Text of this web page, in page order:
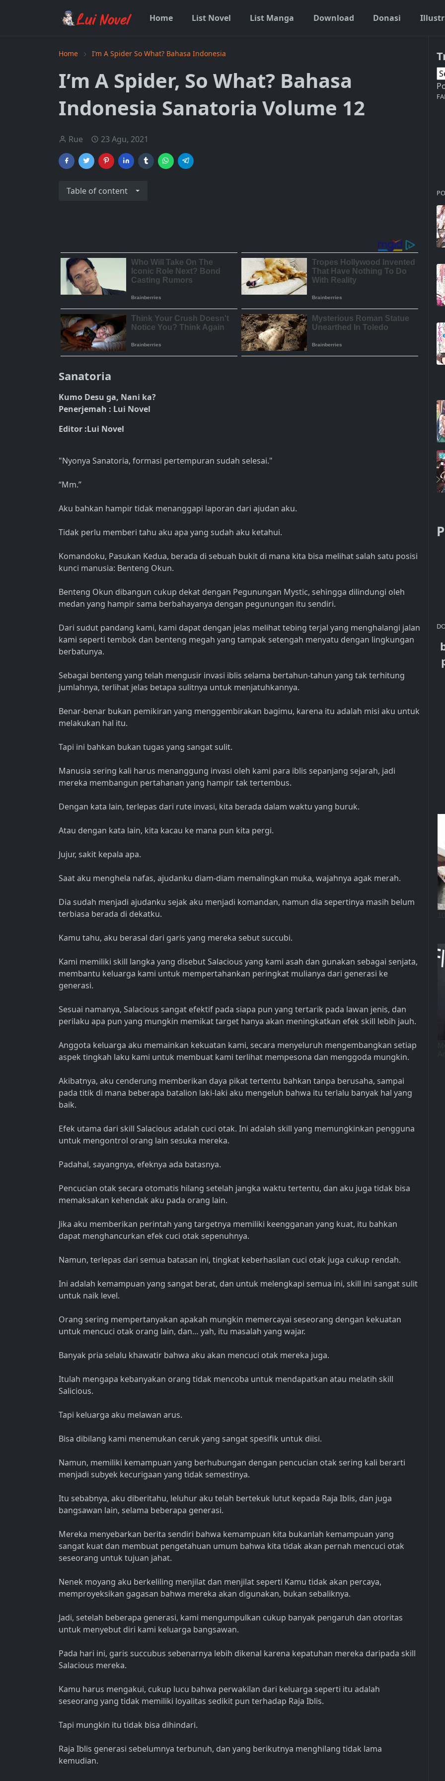
Home List Novel List Manga Download Donasi
Home I’m A Spider So What? Bahasa Indonesia
I’m A Spider, So What? Bahasa
Indonesia Sanatoria Volume 12
Rue 23 Agu, 2021
Table of content
Sanatoria
Kumo Desu ga, Nani ka?
Penerjemah : Lui Novel
Editor :Lui Novel
"Nyonya Sanatoria, formasi pertempuran sudah selesai."
“Mm.”
Aku bahkan hampir tidak menanggapi laporan dari ajudan aku.
Tidak perlu memberi tahu aku apa yang sudah aku ketahui.
Komandoku, Pasukan Kedua, berada di sebuah bukit di mana kita bisa melihat salah satu posisi
kunci manusia: Benteng Okun.
Benteng Okun dibangun cukup dekat dengan Pegunungan Mystic, sehingga dilindungi oleh
medan yang hampir sama berbahayanya dengan pegunungan itu sendiri.
Dari sudut pandang kami, kami dapat dengan jelas melihat tebing terjal yang menghalangi jalan
kami seperti tembok dan benteng megah yang tampak setengah menyatu dengan lingkungan
berbatunya.
Sebagai benteng yang telah mengusir invasi iblis selama bertahun-tahun yang tak terhitung
jumlahnya, terlihat jelas betapa sulitnya untuk menjatuhkannya.
Benar-benar bukan pemikiran yang menggembirakan bagimu, karena itu adalah misi aku untuk
melakukan hal itu.
Tapi ini bahkan bukan tugas yang sangat sulit.
Manusia sering kali harus menanggung invasi oleh kami para iblis sepanjang sejarah, jadi
mereka membangun pertahanan yang hampir tak tertembus.
Dengan kata lain, terlepas dari rute invasi, kita berada dalam waktu yang buruk.
Atau dengan kata lain, kita kacau ke mana pun kita pergi.
Jujur, sakit kepala apa.
Saat aku menghela nafas, ajudanku diam-diam memalingkan muka, wajahnya agak merah.
Dia sudah menjadi ajudanku sejak aku menjadi komandan, namun dia sepertinya masih belum
terbiasa berada di dekatku.
Kamu tahu, aku berasal dari garis yang mereka sebut succubi.
Kami memiliki skill langka yang disebut Salacious yang kami asah dan gunakan sebagai senjata,
membantu keluarga kami untuk mempertahankan peringkat mulianya dari generasi ke
generasi.
Sesuai namanya, Salacious sangat efektif pada siapa pun yang tertarik pada lawan jenis, dan
perilaku apa pun yang mungkin memikat target hanya akan meningkatkan efek skill lebih jauh.
Anggota keluarga aku memainkan kekuatan kami, secara menyeluruh mengembangkan setiap
aspek tingkah laku kami untuk membuat kami terlihat mempesona dan menggoda mungkin.
Akibatnya, aku cenderung memberikan daya pikat tertentu bahkan tanpa berusaha, sampai
pada titik di mana beberapa batalion laki-laki aku mengeluh bahwa itu terlalu banyak hal yang
baik.
Efek utama dari skill Salacious adalah cuci otak. Ini adalah skill yang memungkinkan pengguna
untuk mengontrol orang lain sesuka mereka.
Padahal, sayangnya, efeknya ada batasnya.
Pencucian otak secara otomatis hilang setelah jangka waktu tertentu, dan aku juga tidak bisa
memaksakan kehendak aku pada orang lain.
Jika aku memberikan perintah yang targetnya memiliki keengganan yang kuat, itu bahkan
dapat menghancurkan efek cuci otak sepenuhnya.
Namun, terlepas dari semua batasan ini, tingkat keberhasilan cuci otak juga cukup rendah.
Ini adalah kemampuan yang sangat berat, dan untuk melengkapi semua ini, skill ini sangat sulit
untuk naik level.
Orang sering mempertanyakan apakah mungkin memercayai seseorang dengan kekuatan
untuk mencuci otak orang lain, dan… yah, itu masalah yang wajar.
Banyak pria selalu khawatir bahwa aku akan mencuci otak mereka juga.
Itulah mengapa kebanyakan orang tidak mencoba untuk mendapatkan atau melatih skill
Salicious.
Tapi keluarga aku melawan arus.
Bisa dibilang kami menemukan ceruk yang sangat spesifik untuk diisi.
Namun, memiliki kemampuan yang berhubungan dengan pencucian otak sering kali berarti
menjadi subyek kecurigaan yang tidak semestinya.
Itu sebabnya, aku diberitahu, leluhur aku telah bertekuk lutut kepada Raja Iblis, dan juga
bangsawan lain, selama beberapa generasi.
Mereka menyebarkan berita sendiri bahwa kemampuan kita bukanlah kemampuan yang
sangat kuat dan membuat pengetahuan umum bahwa kita tidak akan pernah mencuci otak
seseorang untuk tujuan jahat.
Nenek moyang aku berkeliling menjilat dan menjilat seperti Kamu tidak akan percaya,
memproyeksikan gagasan bahwa mereka akan digunakan, bukan sebaliknya.
Jadi, setelah beberapa generasi, kami mengumpulkan cukup banyak pengaruh dan otoritas
untuk menyebut diri kami keluarga bangsawan.
Pada hari ini, garis succubus sebenarnya lebih dikenal karena kepatuhan mereka daripada skill
Salacious mereka.
Kamu harus mengakui, cukup lucu bahwa perwakilan dari keluarga seperti itu adalah
seseorang yang tidak memiliki loyalitas sedikit pun terhadap Raja Iblis.
Tapi mungkin itu tidak bisa dihindari.
Raja Iblis generasi sebelumnya terbunuh, dan yang berikutnya menghilang tidak lama
kemudian.